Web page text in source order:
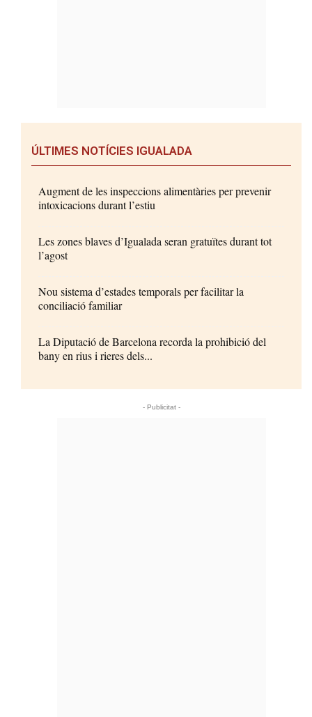
ÚLTIMES NOTÍCIES IGUALADA
Augment de les inspeccions alimentàries per prevenir
intoxicacions durant l’estiu
Les zones blaves d’Igualada seran gratuïtes durant tot
l’agost
Nou sistema d’estades temporals per facilitar la
conciliació familiar
La Diputació de Barcelona recorda la prohibició del
bany en rius i rieres dels...
- Publicitat -